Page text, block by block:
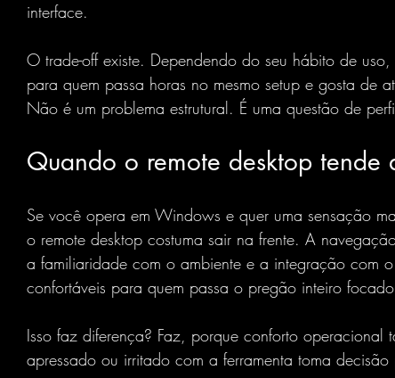
interface.
O trade-off existe. Dependendo do seu hábito de
para quem passa horas no mesmo setup e gosta de
Não é um problema estrutural. É uma questão de
Quando o remote desktop tende
Se você opera em Windows e quer uma sensação
o remote desktop costuma sair na frente. A
a familiaridade com o ambiente e a integração com
confortáveis para quem passa o pregão inteiro
Isso faz diferença? Faz, porque conforto operacional
apressado ou irritado com a ferramenta toma